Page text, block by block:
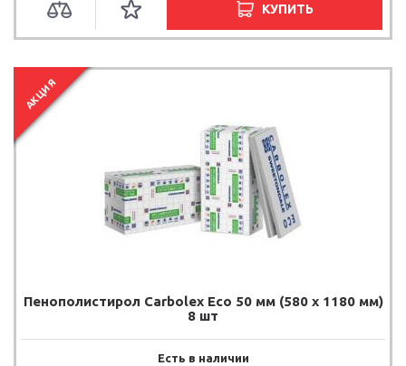
КУПИТЬ
АКЦИЯ
Пенополистирол Carbolex Eco 50 мм (580 х 1180 мм)
8 шт
Есть в наличии